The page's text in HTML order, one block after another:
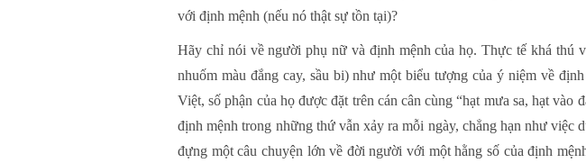
với định mệnh (nếu nó thật sự tồn tại)?
Hãy chỉ nói về người phụ nữ và định mệnh của họ. Thực tế khá
nhuốm màu đắng cay, sầu bi) như một biểu tượng của ý niệm về
Việt, số phận của họ được đặt trên cán cân cùng “hạt mưa sa, hạt
định mệnh trong những thứ vẫn xảy ra mỗi ngày, chẳng hạn như
đựng một câu chuyện lớn về đời người với một hằng số của định